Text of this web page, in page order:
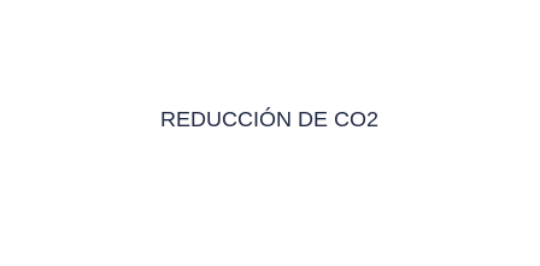
REDUCCIÓN DE CO2